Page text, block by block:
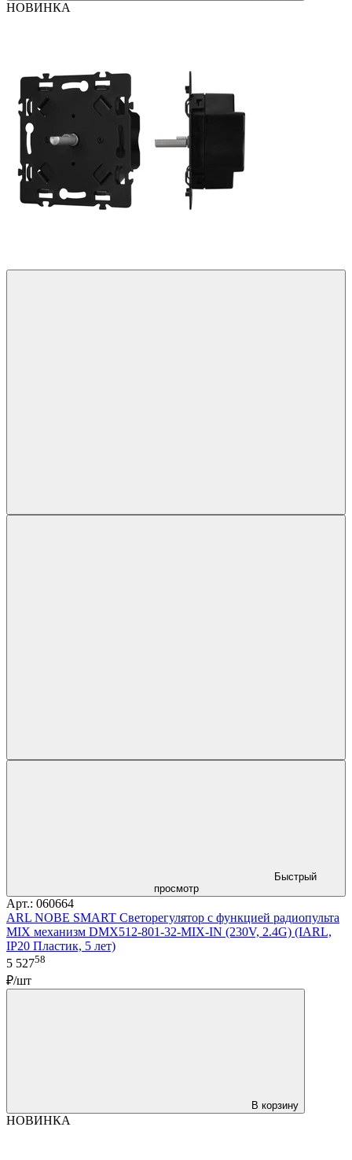
НОВИНКА
Быстрый
просмотр
Арт.: 060664
ARL NOBE SMART Светорегулятор с функцией радиопульта
MIX механизм DMX512-801-32-MIX-IN (230V, 2.4G) (IARL,
IP20 Пластик, 5 лет)
5 52758
₽/шт
В корзину
НОВИНКА